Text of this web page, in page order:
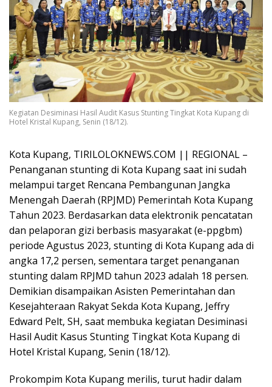
Kegiatan Desiminasi Hasil Audit Kasus Stunting Tingkat Kota Kupang di
Hotel Kristal Kupang, Senin (18/12).
Kota Kupang, TIRILOLOKNEWS.COM || REGIONAL –
Penanganan stunting di Kota Kupang saat ini sudah
melampui target Rencana Pembangunan Jangka
Menengah Daerah (RPJMD) Pemerintah Kota Kupang
Tahun 2023. Berdasarkan data elektronik pencatatan
dan pelaporan gizi berbasis masyarakat (e-ppgbm)
periode Agustus 2023, stunting di Kota Kupang ada di
angka 17,2 persen, sementara target penanganan
stunting dalam RPJMD tahun 2023 adalah 18 persen.
Demikian disampaikan Asisten Pemerintahan dan
Kesejahteraan Rakyat Sekda Kota Kupang, Jeffry
Edward Pelt, SH, saat membuka kegiatan Desiminasi
Hasil Audit Kasus Stunting Tingkat Kota Kupang di
Hotel Kristal Kupang, Senin (18/12).
Prokompim Kota Kupang merilis, turut hadir dalam